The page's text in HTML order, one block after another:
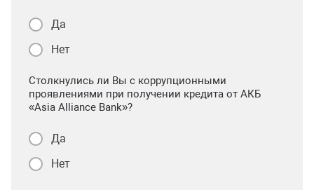
Да
Нет
Столкнулись ли Вы с коррупционными
проявлениями при получении кредита от АКБ
«Asia Alliance Bank»?
Да
Нет